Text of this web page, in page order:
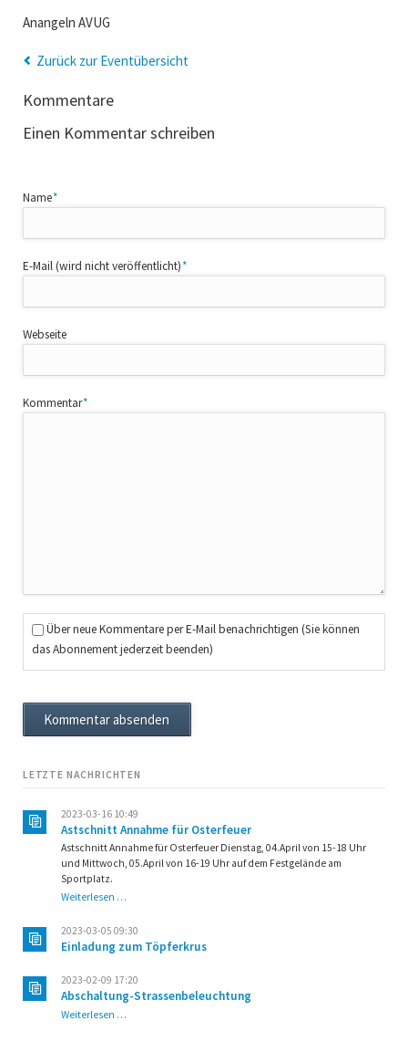
Anangeln AVUG
Zurück zur Eventübersicht
Kommentare
Einen Kommentar schreiben
Pflichtfeld
Name*
Pflichtfeld
E-Mail (wird nicht veröffentlicht)*
Webseite
Pflichtfeld
Kommentar*
Über neue Kommentare per E-Mail benachrichtigen (Sie können
das Abonnement jederzeit beenden)
Kommentar absenden
LETZTE NACHRICHTEN
2023-03-16 10:49
Astschnitt Annahme für Osterfeuer
Astschnitt Annahme für Osterfeuer Dienstag, 04.April von 15-18 Uhr
und Mittwoch, 05.April von 16-19 Uhr auf dem Festgelände am
Sportplatz.
Weiterlesen …Astschnitt
für
Osterfeuer
2023-03-05 09:30
Einladung zum Töpferkrus
2023-02-09 17:20
Abschaltung-Strassenbeleuchtung
Weiterlesen …